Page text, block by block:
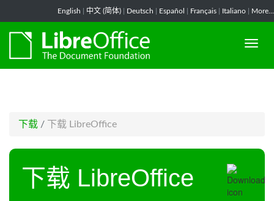
English 中文 (简体) Deutsch Español Français Italiano More...
下载 / 下载 LibreOffice
下载 LibreOffice